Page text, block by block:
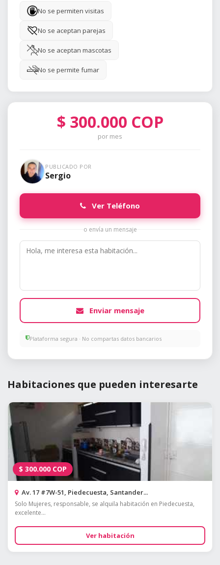
No se permiten visitas
No se aceptan parejas
No se aceptan mascotas
No se permite fumar
$ 300.000 COP
por mes
PUBLICADO POR
Sergio
Ver Teléfono
o envía un mensaje
Enviar mensaje
Plataforma segura · No compartas datos bancarios
Habitaciones que pueden interesarte
$ 300.000 COP
Av. 17 #7W-51, Piedecuesta, Santander...
Solo Mujeres, responsable, se alquila habitación en Piedecuesta,
excelente...
Ver habitación